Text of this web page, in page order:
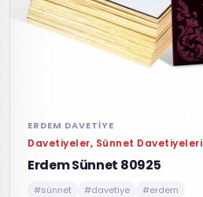
ERDEM DAVETIYE
Davetiyeler, Sünnet Davetiyeleri
Erdem Sünnet 80925
#sünnet #davetiye #erdem